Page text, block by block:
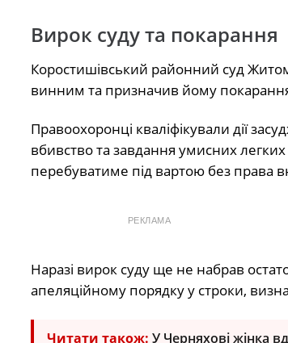
Вирок суду та покарання
Коростишівський районний суд
винним та призначив йому
Правоохоронці кваліфікували дії
вбивство та завдання умисних
перебуватиме під вартою без права
РЕКЛАМА
Наразі вирок суду ще не набрав
апеляційному порядку у строки,
Читати також: У Черняхові жінка